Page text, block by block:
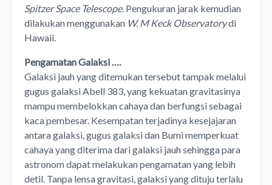
Spitzer Space Telescope. Pengukuran jarak kemudian
dilakukan menggunakan W. M Keck Observatorydi
Hawaii.
Pengamatan Galaksi ….
Galaksi jauh yang ditemukan tersebut tampak melalui
gugus galaksi Abell 383, yang kekuatan gravitasinya
mampu membelokkan cahaya dan berfungsi sebagai
kaca pembesar. Kesempatan terjadinya kesejajaran
antara galaksi, gugus galaksi dan Bumi memperkuat
cahaya yang diterima dari galaksi jauh sehingga para
astronom dapat melakukan pengamatan yang lebih
detil. Tanpa lensa gravitasi, galaksi yang dituju terlalu